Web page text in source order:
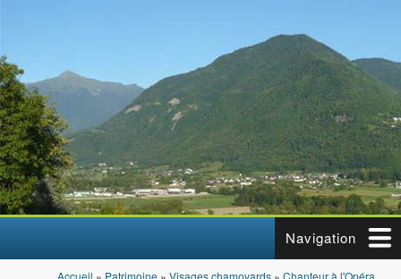
Navigation
Accueil » Patrimoine » Visages chamoyards » Chanteur à l'Opéra